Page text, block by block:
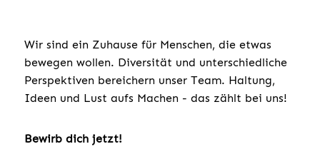
Wir sind ein Zuhause für Menschen, die etwas
bewegen wollen. Diversität und unterschiedliche
Perspektiven bereichern unser Team. Haltung,
Ideen und Lust aufs Machen - das zählt bei uns!
Bewirb dich jetzt!